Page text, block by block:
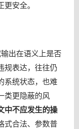
安全。
出在语义上是否
规表达，往往仍
系统状态，也难
类更隐蔽的风
中不应发生的操
式合法、参数普